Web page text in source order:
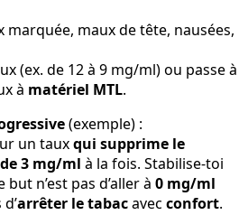
marquée, maux de tête, nausées,
(ex. de 12 à 9 mg/ml) ou passe à
à matériel MTL.
(exemple) :
un tauxqui supprime le
3 mg/ml à la fois. Stabilise-toi
n’est pas d’aller à 0 mg/ml
arrêter le tabacavec confort.